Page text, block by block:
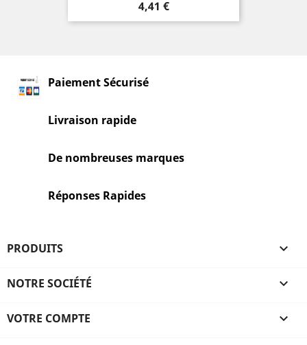
Prix
4,41 €
Paiement Sécurisé
Livraison rapide
De nombreuses marques
Réponses Rapides
PRODUITS 
NOTRE SOCIÉTÉ 
VOTRE COMPTE 